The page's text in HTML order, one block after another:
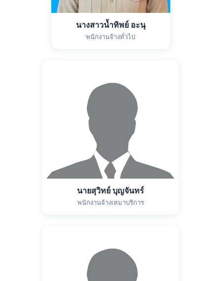
นางสาวน้ำทิพย์ อะนุ
พนักงานจ้างทั่วไป
นายสุวิทย์ บุญจันทร์
พนักงานจ้างเหมาบริการ